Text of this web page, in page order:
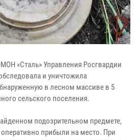
«Сталь» Управления Росгвардии
и уничтожила
в лесном массиве в 5
сельского поселения.
подозрительном предмете,
прибыли на место. При